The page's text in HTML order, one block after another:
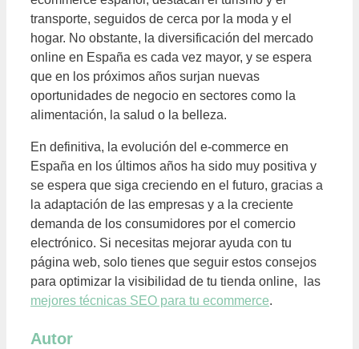
transporte, seguidos de cerca por la moda y el
hogar. No obstante, la diversificación del mercado
online en España es cada vez mayor, y se espera
que en los próximos años surjan nuevas
oportunidades de negocio en sectores como la
alimentación, la salud o la belleza.
En definitiva, la evolución del e-commerce en
España en los últimos años ha sido muy positiva y
se espera que siga creciendo en el futuro, gracias a
la adaptación de las empresas y a la creciente
demanda de los consumidores por el comercio
electrónico. Si necesitas mejorar ayuda con tu
página web, solo tienes que seguir estos consejos
para optimizar la visibilidad de tu tienda online, las
mejores técnicas SEO para tu ecommerce.
Autor